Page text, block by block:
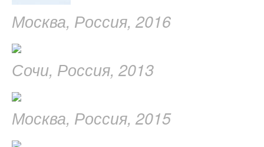
Москва, Россия, 2016
Сочи, Россия, 2013
Москва, Россия, 2015